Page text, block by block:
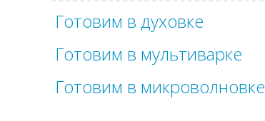
Готовим в духовке
Готовим в мультиварке
Готовим в микроволновке